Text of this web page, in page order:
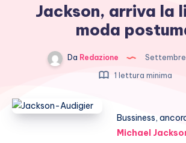
Jackson, arriva la
moda
Da Redazione
1 lettura minima
Bussiness,
Michael